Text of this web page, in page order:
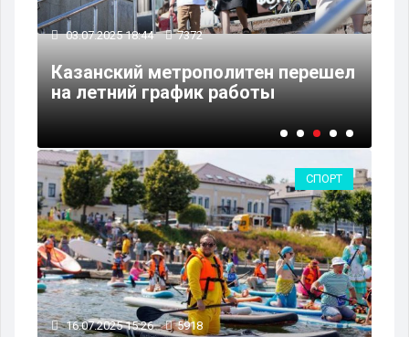
03.07.2025 18:44 7372
Казанский метрополитен перешел
на летний график работы
СПОРТ
16.07.2025 15:26 5918